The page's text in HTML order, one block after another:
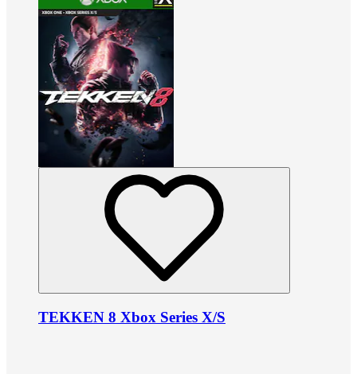
TEKKEN 8 Xbox Series X/S